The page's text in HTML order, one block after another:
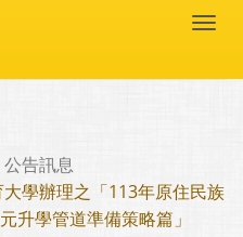
公告訊息
學辦理之「113年原住民族
升學管道準備策略篇」